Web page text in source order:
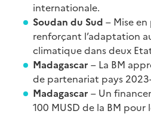
internationale.
Soudan du Sud – Mise
renforçant l’adaptation
climatique dans deux
Madagascar – La BM
de partenariat pays
Madagascar – Un
100 MUSD de la BM